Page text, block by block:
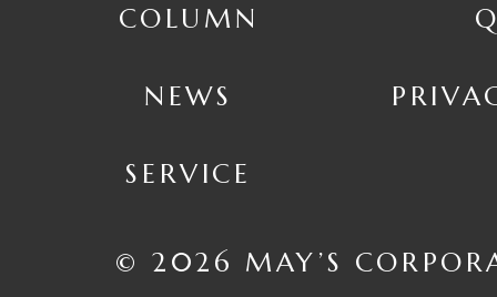
COLUMN
NEWS
SERVICE
© 2026 MAY’S